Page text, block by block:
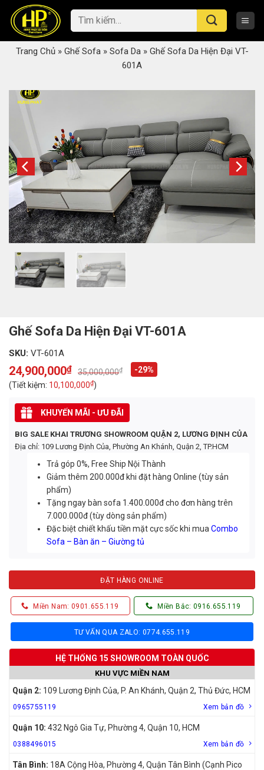
content
Tìm
kiếm:
Trang Chủ» Ghế Sofa» Sofa Da» Ghế Sofa Da Hiện Đại VT-
601A
Ghế Sofa Da Hiện Đại VT-601A
SKU: VT-601A
35,000,000₫
Original
price
was:
35,000,000₫.
24,900,000₫
Current
price
is:
24,900,000₫.
-29%
(Tiết kiệm: 10,100,000₫)
KHUYẾN MÃI - ƯU ĐÃI
BIG SALE KHAI TRƯƠNG SHOWROOM QUẬN 2, LƯƠNG ĐỊNH CỦA
Địa chỉ: 109 Lương Định Của, Phường An Khánh, Quận 2, TP.HCM
Trả góp 0%, Free Ship Nội Thành
Giảm thêm 200.000đ khi đặt hàng Online (tùy sản
phẩm)
Tặng ngay bàn sofa 1.400.000đ cho đơn hàng trên
7.000.000đ (tùy dòng sản phẩm)
Đặc biệt chiết khấu tiền mặt cực sốc khi muaCombo
Sofa – Bàn ăn – Giường tủ
ĐẶT HÀNG ONLINE
Miền Nam: 0901.655.119 Miền Bắc: 0916.655.119
TƯ VẤN QUA ZALO: 0774.655.119
HỆ THỐNG 15 SHOWROOM TOÀN QUỐC
KHU VỰC MIỀN NAM
Quận 2: 109 Lương Định Của, P. An Khánh, Quận 2, Thủ Đức, HCM
0965755119 Xem bản đồ
Quận 10: 432 Ngô Gia Tự, Phường 4, Quận 10, HCM
0388496015 Xem bản đồ
Tân Bình: 18A Cộng Hòa, Phường 4, Quận Tân Bình (Cạnh Pico